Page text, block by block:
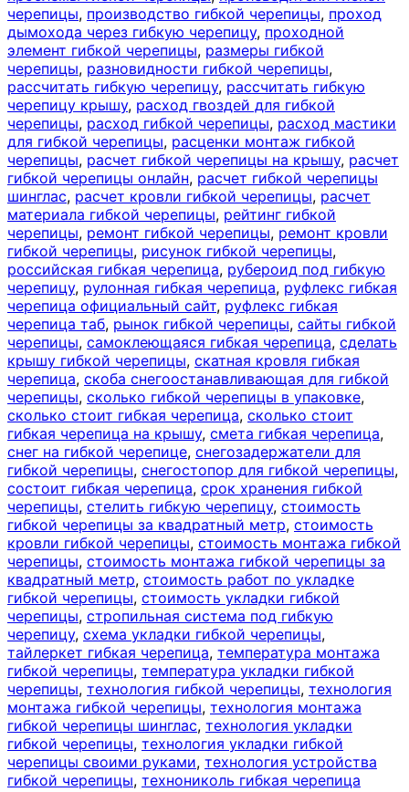
черепицы, производство гибкой черепицы, проход
дымохода через гибкую черепицу, проходной
элемент гибкой черепицы, размеры гибкой
черепицы, разновидности гибкой черепицы,
рассчитать гибкую черепицу, рассчитать гибкую
черепицу крышу, расход гвоздей для гибкой
черепицы, расход гибкой черепицы, расход мастики
для гибкой черепицы, расценки монтаж гибкой
черепицы, расчет гибкой черепицы на крышу, расчет
гибкой черепицы онлайн, расчет гибкой черепицы
шинглас, расчет кровли гибкой черепицы, расчет
материала гибкой черепицы, рейтинг гибкой
черепицы, ремонт гибкой черепицы, ремонт кровли
гибкой черепицы, рисунок гибкой черепицы,
российская гибкая черепица, рубероид под гибкую
черепицу, рулонная гибкая черепица, руфлекс гибкая
черепица официальный сайт, руфлекс гибкая
черепица таб, рынок гибкой черепицы, сайты гибкой
черепицы, самоклеющаяся гибкая черепица, сделать
крышу гибкой черепицы, скатная кровля гибкая
черепица, скоба снегоостанавливающая для гибкой
черепицы, сколько гибкой черепицы в упаковке,
сколько стоит гибкая черепица, сколько стоит
гибкая черепица на крышу, смета гибкая черепица,
снег на гибкой черепице, снегозадержатели для
гибкой черепицы, снегостопор для гибкой черепицы,
состоит гибкая черепица, срок хранения гибкой
черепицы, стелить гибкую черепицу, стоимость
гибкой черепицы за квадратный метр, стоимость
кровли гибкой черепицы, стоимость монтажа гибкой
черепицы, стоимость монтажа гибкой черепицы за
квадратный метр, стоимость работ по укладке
гибкой черепицы, стоимость укладки гибкой
черепицы, стропильная система под гибкую
черепицу, схема укладки гибкой черепицы,
тайлеркет гибкая черепица, температура монтажа
гибкой черепицы, температура укладки гибкой
черепицы, технология гибкой черепицы, технология
монтажа гибкой черепицы, технология монтажа
гибкой черепицы шинглас, технология укладки
гибкой черепицы, технология укладки гибкой
черепицы своими руками, технология устройства
гибкой черепицы, технониколь гибкая черепица